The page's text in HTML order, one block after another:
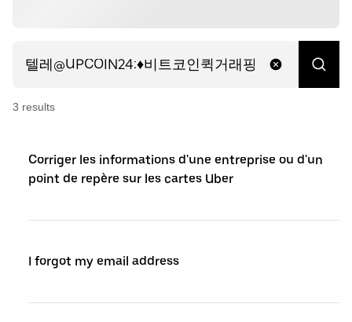
3 results
Corriger les informations d'une entreprise ou d'un
point de repère sur les cartes Uber
I forgot my email address